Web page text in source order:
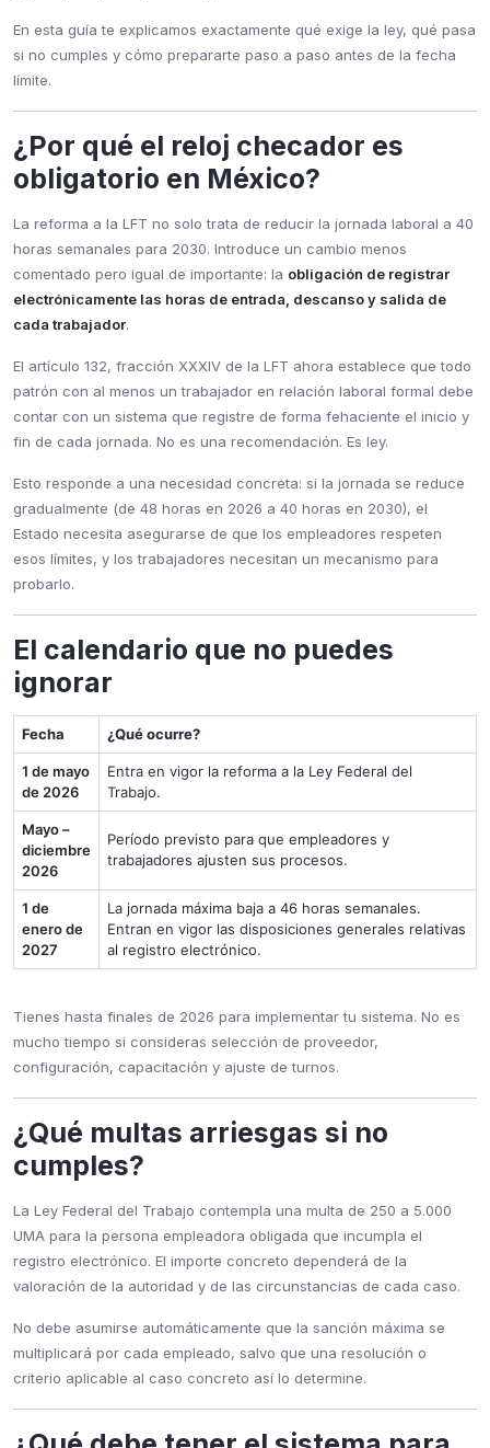
En esta guía te explicamos exactamente qué exige la ley, qué pasa
si no cumples y cómo prepararte paso a paso antes de la fecha
límite.
¿Por qué el reloj checador es
obligatorio en México?
La reforma a la LFT no solo trata de reducir la jornada laboral a 40
horas semanales para 2030. Introduce un cambio menos
comentado pero igual de importante: la obligación de registrar
electrónicamente las horas de entrada, descanso y salida de
cada trabajador.
El artículo 132, fracción XXXIV de la LFT ahora establece que todo
patrón con al menos un trabajador en relación laboral formal debe
contar con un sistema que registre de forma fehaciente el inicio y
fin de cada jornada. No es una recomendación. Es ley.
Esto responde a una necesidad concreta: si la jornada se reduce
gradualmente (de 48 horas en 2026 a 40 horas en 2030), el
Estado necesita asegurarse de que los empleadores respeten
esos límites, y los trabajadores necesitan un mecanismo para
probarlo.
El calendario que no puedes
ignorar
Fecha ¿Qué ocurre?
1 de mayo
de 2026
Entra en vigor la reforma a la Ley Federal del
Trabajo.
Mayo –
diciembre
2026
Período previsto para que empleadores y
trabajadores ajusten sus procesos.
1 de
enero de
2027
La jornada máxima baja a 46 horas semanales.
Entran en vigor las disposiciones generales relativas
al registro electrónico.
Tienes hasta finales de 2026 para implementar tu sistema. No es
mucho tiempo si consideras selección de proveedor,
configuración, capacitación y ajuste de turnos.
¿Qué multas arriesgas si no
cumples?
La Ley Federal del Trabajo contempla una multa de 250 a 5.000
UMA para la persona empleadora obligada que incumpla el
registro electrónico. El importe concreto dependerá de la
valoración de la autoridad y de las circunstancias de cada caso.
No debe asumirse automáticamente que la sanción máxima se
multiplicará por cada empleado, salvo que una resolución o
criterio aplicable al caso concreto así lo determine.